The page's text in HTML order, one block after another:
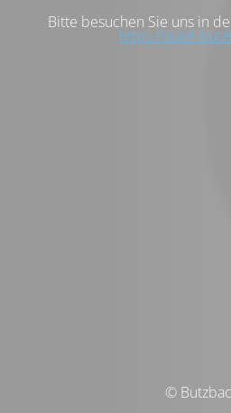
Bitte besuchen Sie uns in
https://stadt-
©